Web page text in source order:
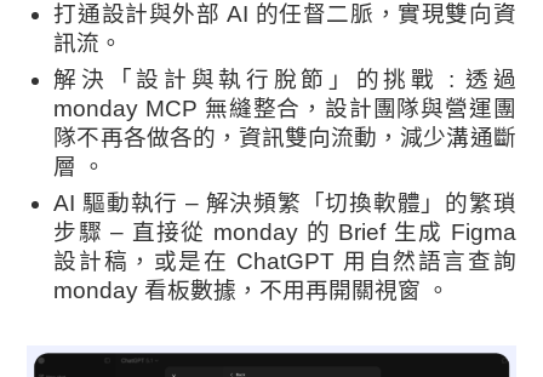
打通設計與外部 AI 的任督二脈，實現雙向資
訊流 。
解決「設計與執行脫節」的挑戰 : 透過
monday MCP 無縫整合，設計團隊與營運團
隊不再各做各的，資訊雙向流動，減少溝通斷
層 。
AI 驅動執行 – 解決頻繁「切換軟體」的繁瑣
步驟 – 直接從 monday 的 Brief 生成 Figma
設計稿，或是在 ChatGPT 用自然語言查詢
monday 看板數據，不用再開關視窗 。